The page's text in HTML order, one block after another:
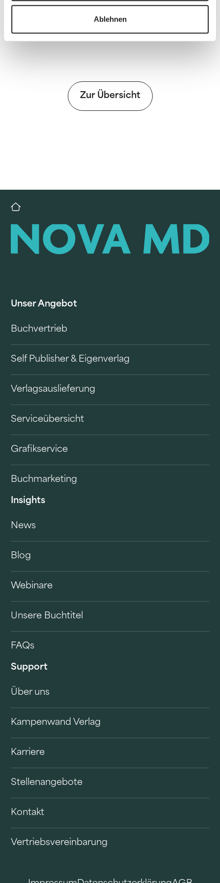
Ablehnen
PDF
Zur Übersicht
Unser Angebot
Buchvertrieb
Self Publisher & Eigenverlag
Verlagsauslieferung
Serviceübersicht
Grafikservice
Buchmarketing
Insights
News
Blog
Webinare
Unsere Buchtitel
FAQs
Support
Über uns
Kampenwand Verlag
Karriere
Stellenangebote
Kontakt
Vertriebsvereinbarung